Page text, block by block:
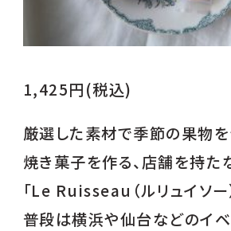
1,425円(税込)
厳選した素材で季節の果物を
焼き菓子を作る、店舗を持た
「Le Ruisseau（ルリュイソー）
普段は横浜や仙台などのイ